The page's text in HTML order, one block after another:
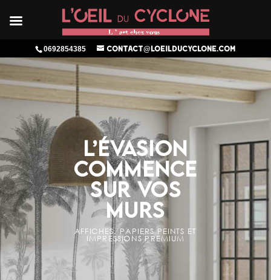
0692854385 contact@loeilducyclone.com
L’ÉVASION
COMMENCE
SUR VOS
MURS
AFFICHES, PAPIERS PEINTS ET
IMPRESSIONS PREMIUM